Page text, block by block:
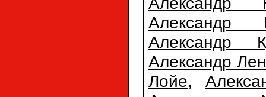
Александр
Александр
Александр
Лойе,